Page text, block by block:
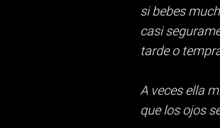
si bebes
casi
tarde o
A veces ella
que los ojos